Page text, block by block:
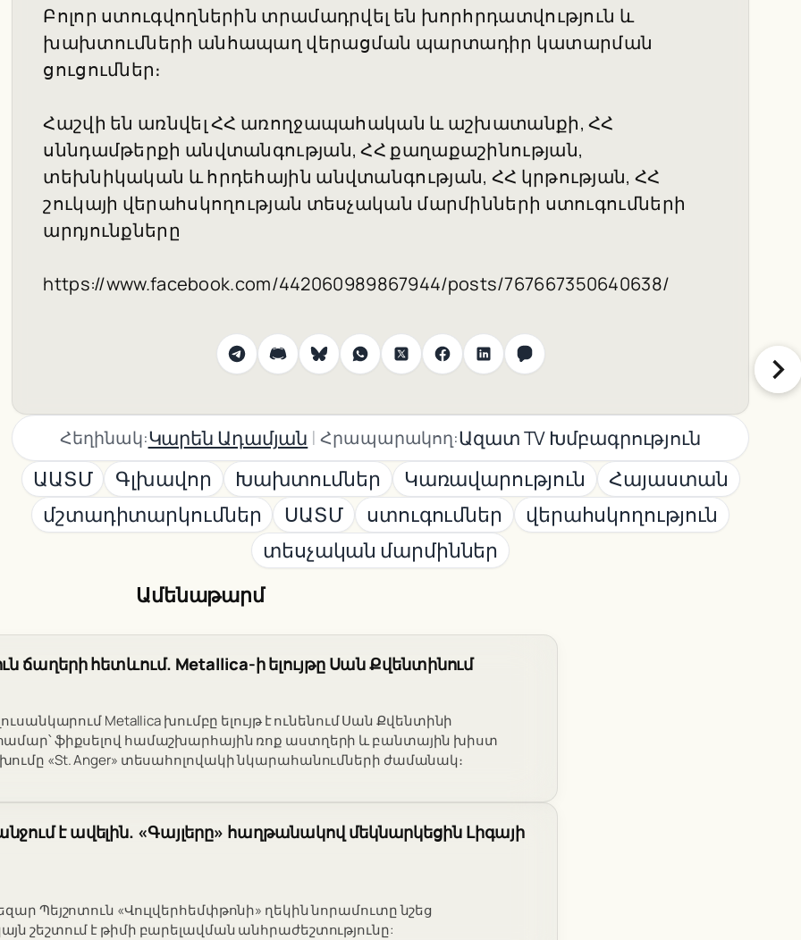
Բոլոր ստուգվողներին տրամադրվել են խորհրդատվություն և
խախտումների անհապաղ վերացման պարտադիր կատարման
ցուցումներ։
Հաշվի են առնվել ՀՀ առողջապահական և աշխատանքի, ՀՀ
սննդամթերքի անվտանգության, ՀՀ քաղաքաշինության,
տեխնիկական և հրդեհային անվտանգության, ՀՀ կրթության, ՀՀ
շուկայի վերահսկողության տեսչական մարմինների ստուգումների
արդյունքները
https://www.facebook.com/442060989867944/posts/767667350640638/
Հեղինակ:Կարեն Ադամյան | Հրապարակող:Ազատ TV Խմբագրություն
ԱԱՏՄ Գլխավոր Խախտումներ Կառավարություն
Հայաստան
մշտադիտարկումներ
ՍԱՏՄ ստուգումներ
վերահսկողություն
տեսչական մարմիններ
Ամենաթարմ
ճաղերի հետևում. Metallica-ի ելույթը Սան Քվենտինում
Metallica խումբը ելույթ է ունենում Սան Քվենտինի
ֆիքսելով համաշխարհային ռոք աստղերի և բանտային խիստ
«St. Anger» տեսահոլովակի նկարահանումների ժամանակ։
է ավելին. «Գայլերը» հաղթանակով մեկնարկեցին Լիգայի
Պեյշոտուն «Վուլվերհեմփթոնի» ղեկին նորամուտը նշեց
շեշտում է թիմի բարելավման անհրաժեշտությունը: